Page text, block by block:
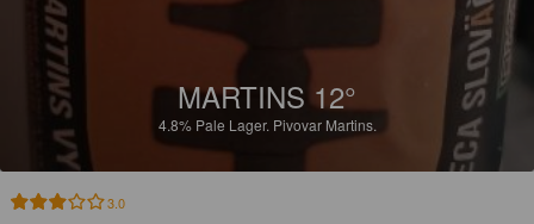
MARTINS 12°
4.8% Pale Lager. Pivovar Martins.
3.0